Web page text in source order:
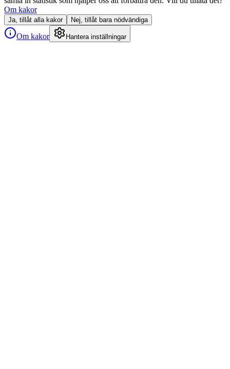
Om kakor
Ja, tillåt alla kakor Nej, tillåt bara nödvändiga
Om kakor Hantera inställningar